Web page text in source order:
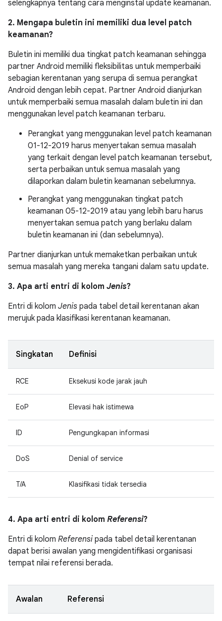
selengkapnya tentang cara menginstal update keamanan.
2. Mengapa buletin ini memiliki dua level patch
keamanan?
Buletin ini memiliki dua tingkat patch keamanan sehingga
partner Android memiliki fleksibilitas untuk memperbaiki
sebagian kerentanan yang serupa di semua perangkat
Android dengan lebih cepat. Partner Android dianjurkan
untuk memperbaiki semua masalah dalam buletin ini dan
menggunakan level patch keamanan terbaru.
Perangkat yang menggunakan level patch keamanan
01-12-2019 harus menyertakan semua masalah
yang terkait dengan level patch keamanan tersebut,
serta perbaikan untuk semua masalah yang
dilaporkan dalam buletin keamanan sebelumnya.
Perangkat yang menggunakan tingkat patch
keamanan 05-12-2019 atau yang lebih baru harus
menyertakan semua patch yang berlaku dalam
buletin keamanan ini (dan sebelumnya).
Partner dianjurkan untuk memaketkan perbaikan untuk
semua masalah yang mereka tangani dalam satu update.
3. Apa arti entri di kolom Jenis?
Entri di kolom Jenis pada tabel detail kerentanan akan
merujuk pada klasifikasi kerentanan keamanan.
Singkatan Definisi
RCE Eksekusi kode jarak jauh
EoP Elevasi hak istimewa
ID Pengungkapan informasi
DoS Denial of service
T/A Klasifikasi tidak tersedia
4. Apa arti entri di kolom Referensi?
Entri di kolom Referensi pada tabel detail kerentanan
dapat berisi awalan yang mengidentifikasi organisasi
tempat nilai referensi berada.
Awalan Referensi